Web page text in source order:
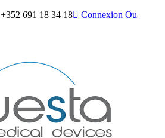
+352 691 18 34 18 Connexion Ou